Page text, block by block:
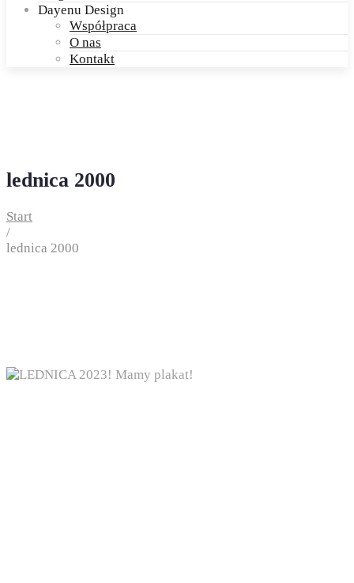
Dayenu Design
Współpraca
O nas
Kontakt
lednica 2000
Start
/
lednica 2000